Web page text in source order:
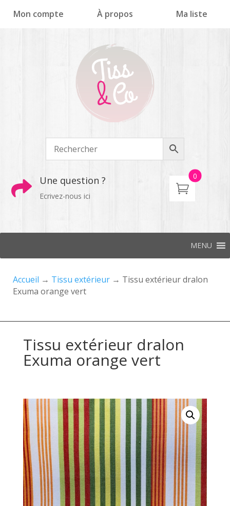
Mon compte À propos Ma liste
 Une question ?
Ecrivez-nous ici
0
MENU
Accueil → Tissu extérieur → Tissu extérieur dralon
Exuma orange vert
Tissu extérieur dralon
Exuma orange vert